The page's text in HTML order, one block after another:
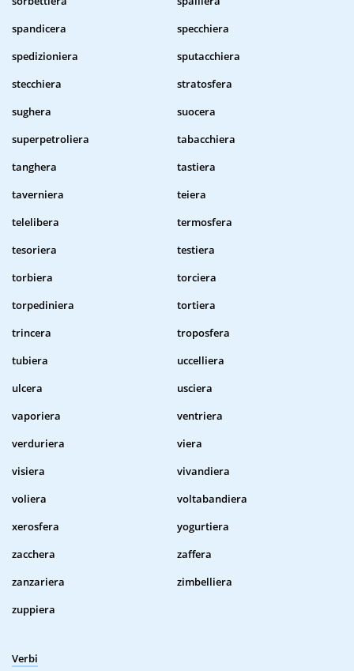
spandicera
specchiera
spedizioniera
sputacchiera
stecchiera
stratosfera
sughera
suocera
superpetroliera
tabacchiera
tanghera
tastiera
taverniera
teiera
telelibera
termosfera
tesoriera
testiera
torbiera
torciera
torpediniera
tortiera
trincera
troposfera
tubiera
uccelliera
ulcera
usciera
vaporiera
ventriera
verduriera
viera
visiera
vivandiera
voliera
voltabandiera
xerosfera
yogurtiera
zacchera
zaffera
zanzariera
zimbelliera
zuppiera
Verbi